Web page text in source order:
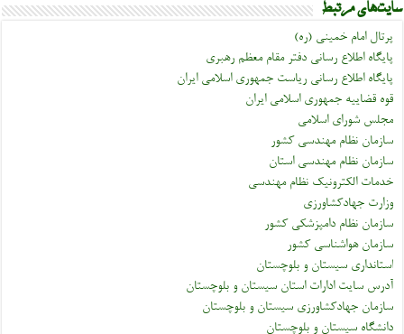
سایت‌های مرتبط
پرتال امام خمینی (ره)
پایگاه اطلاع رسانی دفتر مقام معظم رهبری
پایگاه اطلاع رسانی ریاست جمهوری اسلامی ایران
قوه قضاییه جمهوری اسلامی ایران
مجلس شورای اسلامی
سازمان نظام مهندسی کشور
سازمان نظام مهندسی استان
خدمات الکترونیک نظام مهندسی
وزارت جهادکشاورزی
سازمان نظام دامپزشکی کشور
سازمان هواشناسی کشور
استانداری سیستان و بلوچستان
آدرس سایت ادارات استان سیستان و بلوچستان
سازمان جهادکشاورزی سیستان و بلوچستان
دانشگاه سیستان و بلوچستان